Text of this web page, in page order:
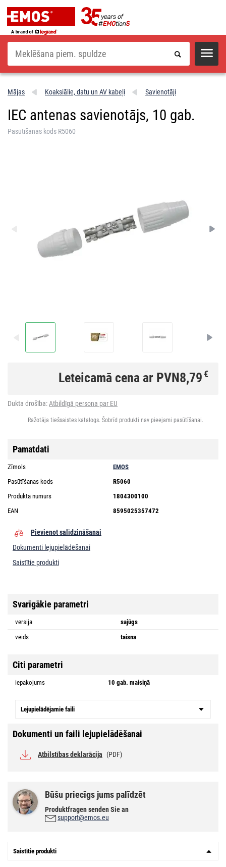
Meklēšana
Mājas Koaksiālie, datu un AV kabeļi Savienotāji
IEC antenas savienotājs, 10 gab.
Pasūtīšanas kods R5060
Leteicamā cena ar PVN8,79€
Dukta drošība:Atbildīgā persona par EU
Ražotāja tiešsaistes katalogs. Šobrīd produkti nav pieejami pasūtīšanai.
Pamatdati
Zīmols
EMOS
Pasūtīšanas kods
R5060
Produkta numurs
1804300100
EAN
8595025357472
Pievienot salīdzināšanai
Dokumenti lejupielādēšanai
Saistītie produkti
Svarīgākie parametri
versija
sajūgs
veids
taisna
Citi parametri
iepakojums 10 gab. maisiņā
Lejupielādējamie faili
Dokumenti un faili lejupielādēšanai
Atbilstības deklarācija (PDF)
Būšu priecīgs jums palīdzēt
Produktfragen senden Sie an
support@emos.eu
Saistītie produkti